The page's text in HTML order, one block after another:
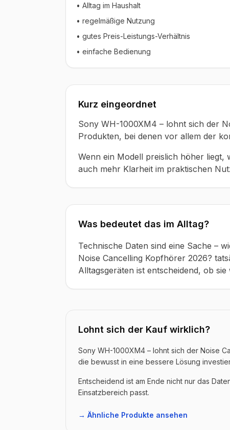
• Alltag im Haushalt
• regelmäßige Nutzung
• gutes Preis-Leistungs-Verhältnis
• einfache Bedienung
Kurz eingeordnet
Sony WH-1000XM4 – lohnt sich der
Produkten, bei denen vor allem der
Wenn ein Modell preislich höher
auch mehr Klarheit im praktischen
Was bedeutet das im Alltag?
Technische Daten sind eine Sache –
Noise Cancelling Kopfhörer 2026?
Alltagsgeräten ist entscheidend, ob
Lohnt sich der Kauf wirklich?
Sony WH-1000XM4 – lohnt sich der Noise
die bewusst in eine bessere Lösung
Entscheidend ist am Ende nicht nur das
Einsatzbereich passt.
→ Ähnliche Produkte ansehen